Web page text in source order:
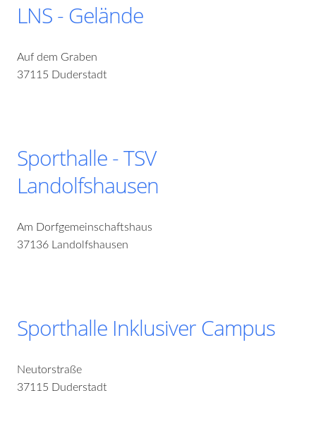
LNS - Gelände
Auf dem Graben
37115 Duderstadt
Sporthalle - TSV
Landolfshausen
Am Dorfgemeinschaftshaus
37136 Landolfshausen
Sporthalle Inklusiver Campus
Neutorstraße
37115 Duderstadt